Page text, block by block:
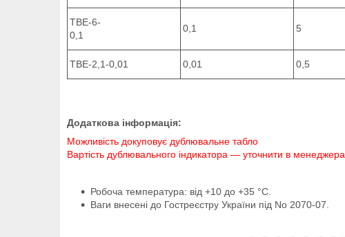
ТВЕ-6-
0,1
0,1 5
ТВЕ-2,1-0,01 0,01 0,5
Додаткова інформація:
Можливість докуповує дублювальне табло
Вартість дублювального індикатора — уточнити в менеджера
Робоча температура: від +10 до +35 °C.
Ваги внесені до Гостреєстру України під No 2070-07.